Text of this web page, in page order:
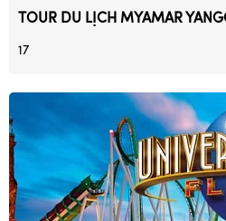
TOUR DU LỊCH MYAMAR
17